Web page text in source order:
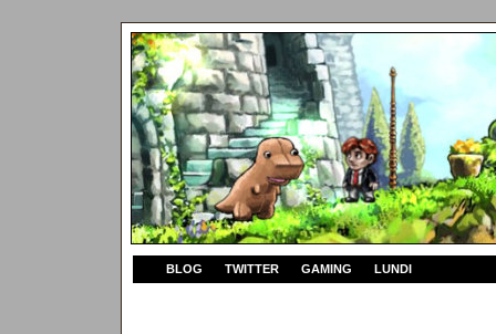
BLOG TWITTER GAMING LUNDI